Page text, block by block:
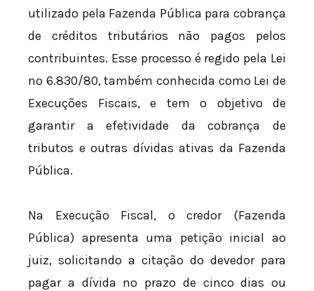
utilizado pela Fazenda Pública para cobrança
de créditos tributários não pagos pelos
contribuintes. Esse processo é regido pela Lei
nº 6.830/80, também conhecida como Lei de
Execuções Fiscais, e tem o objetivo de
garantir a efetividade da cobrança de
tributos e outras dívidas ativas da Fazenda
Pública.
Na Execução Fiscal, o credor (Fazenda
Pública) apresenta uma petição inicial ao
juiz, solicitando a citação do devedor para
pagar a dívida no prazo de cinco dias ou